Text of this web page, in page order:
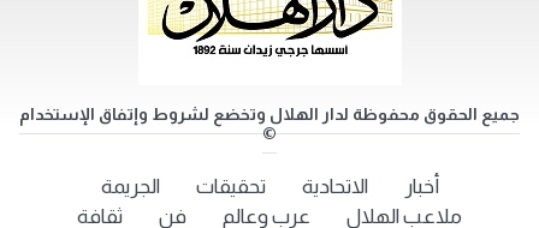
جميع الحقوق محفوظة لدار الهلال وتخضع لشروط وإتفاق الإستخدام
©
أخبار الاتحادية تحقيقات
الجريمة
ملاعب الهلال
عرب وعالم فن ثقافة